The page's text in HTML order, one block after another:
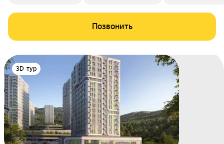
Позвонить
3D-тур